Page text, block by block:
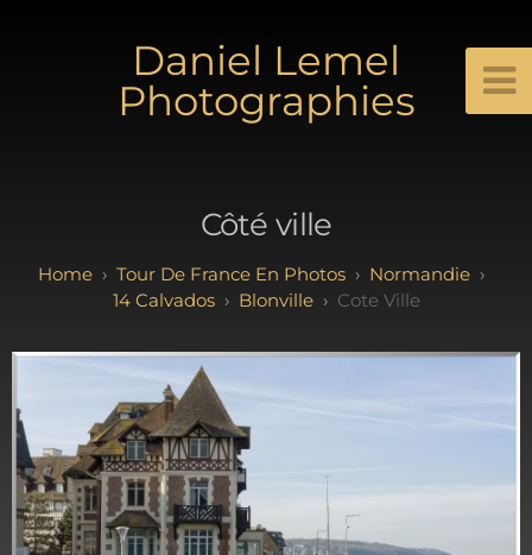
Daniel Lemel
Photographies
Côté ville
Tour De France En Photos
Normandie
14 Calvados
Blonville Cote Ville